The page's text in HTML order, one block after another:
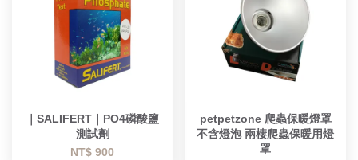
｜SALIFERT｜PO4磷酸鹽
測試劑
NT$ 900
petpetzone 爬蟲保暖燈罩
不含燈泡 兩棲爬蟲保暖用燈
罩